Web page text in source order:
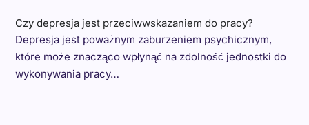
Czy depresja jest przeciwwskazaniem do pracy?
Depresja jest poważnym zaburzeniem psychicznym,
które może znacząco wpłynąć na zdolność jednostki do
wykonywania pracy…